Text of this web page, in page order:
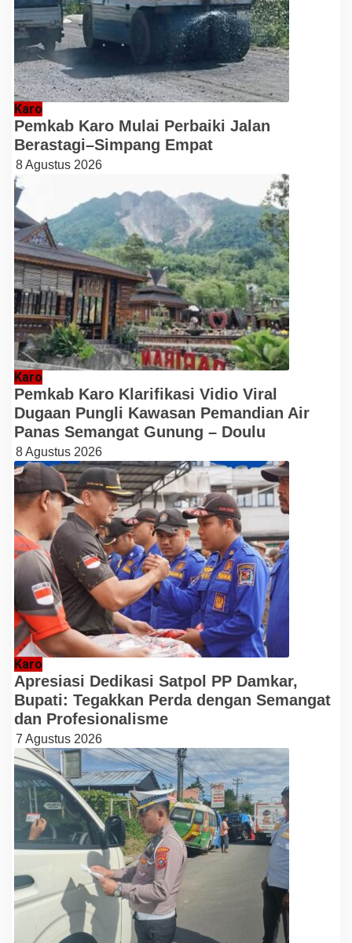
Karo
Pemkab Karo Mulai Perbaiki Jalan
Berastagi–Simpang Empat
8 Agustus 2026
Karo
Pemkab Karo Klarifikasi Vidio Viral
Dugaan Pungli Kawasan Pemandian Air
Panas Semangat Gunung – Doulu
8 Agustus 2026
Karo
Apresiasi Dedikasi Satpol PP Damkar,
Bupati: Tegakkan Perda dengan Semangat
dan Profesionalisme
7 Agustus 2026